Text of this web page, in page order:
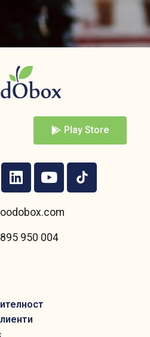
Play Store
950 004